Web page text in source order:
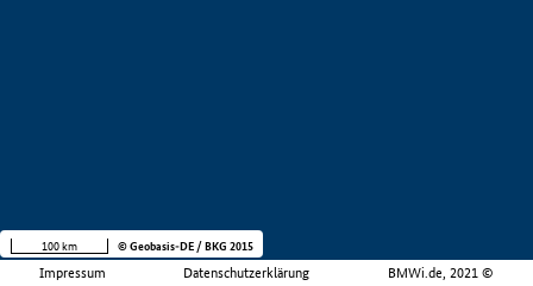
Impressum Datenschutzerklärung BMWi.de, 2021 ©
100 km © Geobasis-DE / BKG 2015